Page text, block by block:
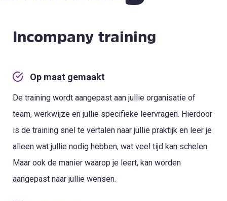
Incompany training
Op maat gemaakt
De training wordt aangepast aan jullie organisatie of
team, werkwijze en jullie specifieke leervragen. Hierdoor
is de training snel te vertalen naar jullie praktijk en leer je
alleen wat jullie nodig hebben, wat veel tijd kan schelen.
Maar ook de manier waarop je leert, kan worden
aangepast naar jullie wensen.